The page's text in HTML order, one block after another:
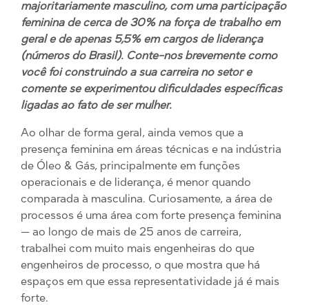
majoritariamente masculino, com uma participação
feminina de cerca de 30% na força de trabalho em
geral e de apenas 5,5% em cargos de liderança
(números do Brasil). Conte-nos brevemente como
você foi construindo a sua carreira no setor e
comente se experimentou dificuldades específicas
ligadas ao fato de ser mulher.
Ao olhar de forma geral, ainda vemos que a
presença feminina em áreas técnicas e na indústria
de Óleo & Gás, principalmente em funções
operacionais e de liderança, é menor quando
comparada à masculina. Curiosamente, a área de
processos é uma área com forte presença feminina
— ao longo de mais de 25 anos de carreira,
trabalhei com muito mais engenheiras do que
engenheiros de processo, o que mostra que há
espaços em que essa representatividade já é mais
forte.